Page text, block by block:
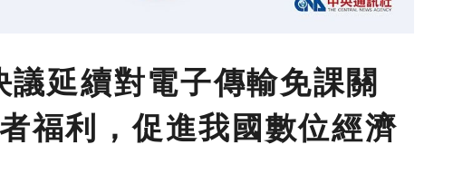
延續對電子傳輸免課關
福利，促進我國數位經濟